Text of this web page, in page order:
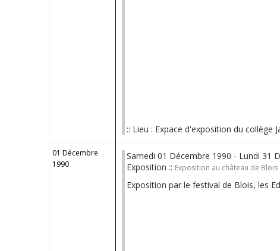
:: Lieu : Expace d'exposition du collège
01 Décembre
1990
Samedi 01 Décembre 1990 - Lundi 31
Exposition :: Exposition au château de Blois
Exposition par le festival de Blois, les